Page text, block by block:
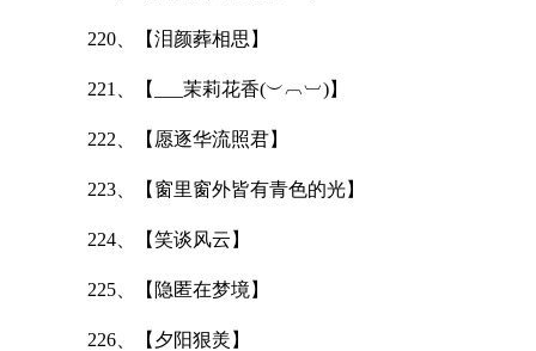
220、【泪颜葬相思】
221、【___茉莉花香(︶︹︺)】
222、【愿逐华流照君】
223、【窗里窗外皆有青色的光】
224、【笑谈风云】
225、【隐匿在梦境】
226、【夕阳狠羙】